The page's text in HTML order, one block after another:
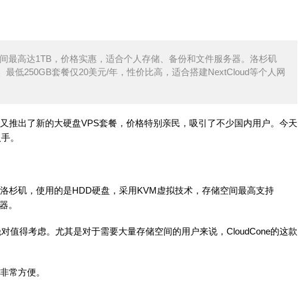
最高达1TB，价格实惠，适合个人存储、备份和文件服务器。洛杉矶
低250GB套餐仅20美元/年，性价比高，适合搭建NextCloud等个人网
推出了新的大硬盘VPS套餐，价格特别亲民，吸引了不少国内用户。今天
。
杉矶，使用的是HDD硬盘，采用KVM虚拟技术，存储空间最高支持
。
值得考虑。尤其是对于需要大量存储空间的用户来说，CloudCone的这款
常方便。